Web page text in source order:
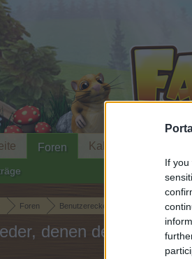
If
Foren Benutzerecke Das Team stellt
denen der Beitrag
Foren Kalender